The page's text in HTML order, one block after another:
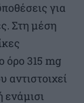
για
Στη μέση
315 mg
ενάμισι